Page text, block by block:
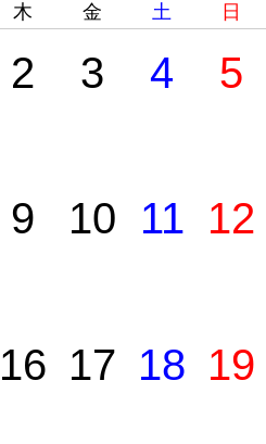
木 金 土 日
2 3 4 5
9 10 11 12
16 17 18 19